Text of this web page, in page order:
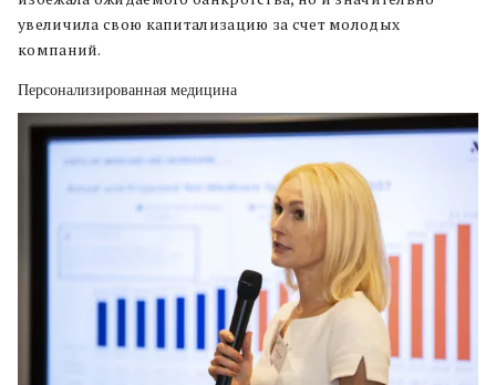
увеличила свою капитализацию за счет молодых
компаний.
Персонализированная медицина